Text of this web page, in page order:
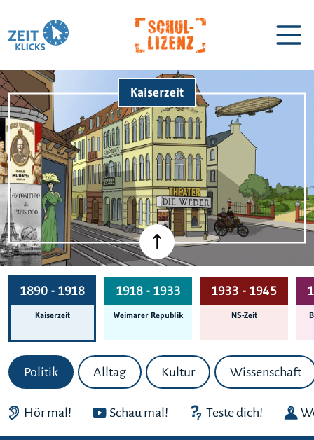
Biographien Lexikon
Kaiserzeit
1890 - 1918
Kaiserzeit
1918 - 1933
Weimarer Republik
1933 - 1945
NS-Zeit
Politik Alltag Kultur Wissenschaft
Hör mal! Schau mal! Teste dich!